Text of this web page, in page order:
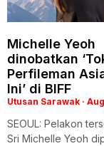
Michelle Yeoh
dinobatkan
Perfileman
Ini’ di BIFF
Utusan Sarawak
SEOUL: Pelakon
Sri Michelle Yeoh